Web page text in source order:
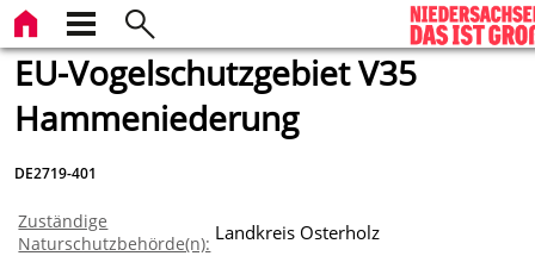
EU-Vogelschutzgebiet V35
Hammeniederung
DE2719-401
Zuständige
Naturschutzbehörde(n): Landkreis Osterholz